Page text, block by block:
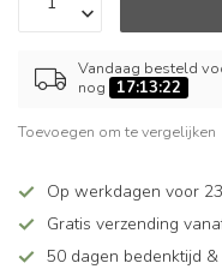
Vandaag besteld
nog
17:13:22
Toevoegen om te vergelijken
Op werkdagen voor
Gratis verzending
50 dagen bedenktijd